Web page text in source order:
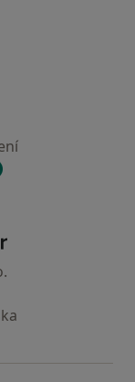
Hlavní stránka